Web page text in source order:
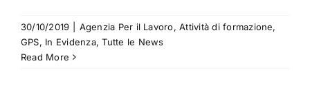
30/10/2019 Agenzia Per il Lavoro,Attività di formazione,
GPS, In Evidenza,Tutte le News
Read More